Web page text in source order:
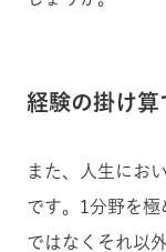
経験の掛け算
また、人生にお
です。1分野を
ではなくそれ以